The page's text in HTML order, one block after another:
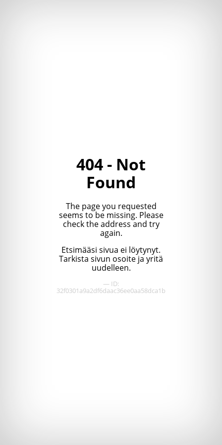
404 - Not
Found
The page you requested
seems to be missing. Please
check the address and try
again.
Etsimääsi sivua ei löytynyt.
Tarkista sivun osoite ja yritä
uudelleen.
— ID:
32f0301a9a2df6daac36ee0aa58dca1b